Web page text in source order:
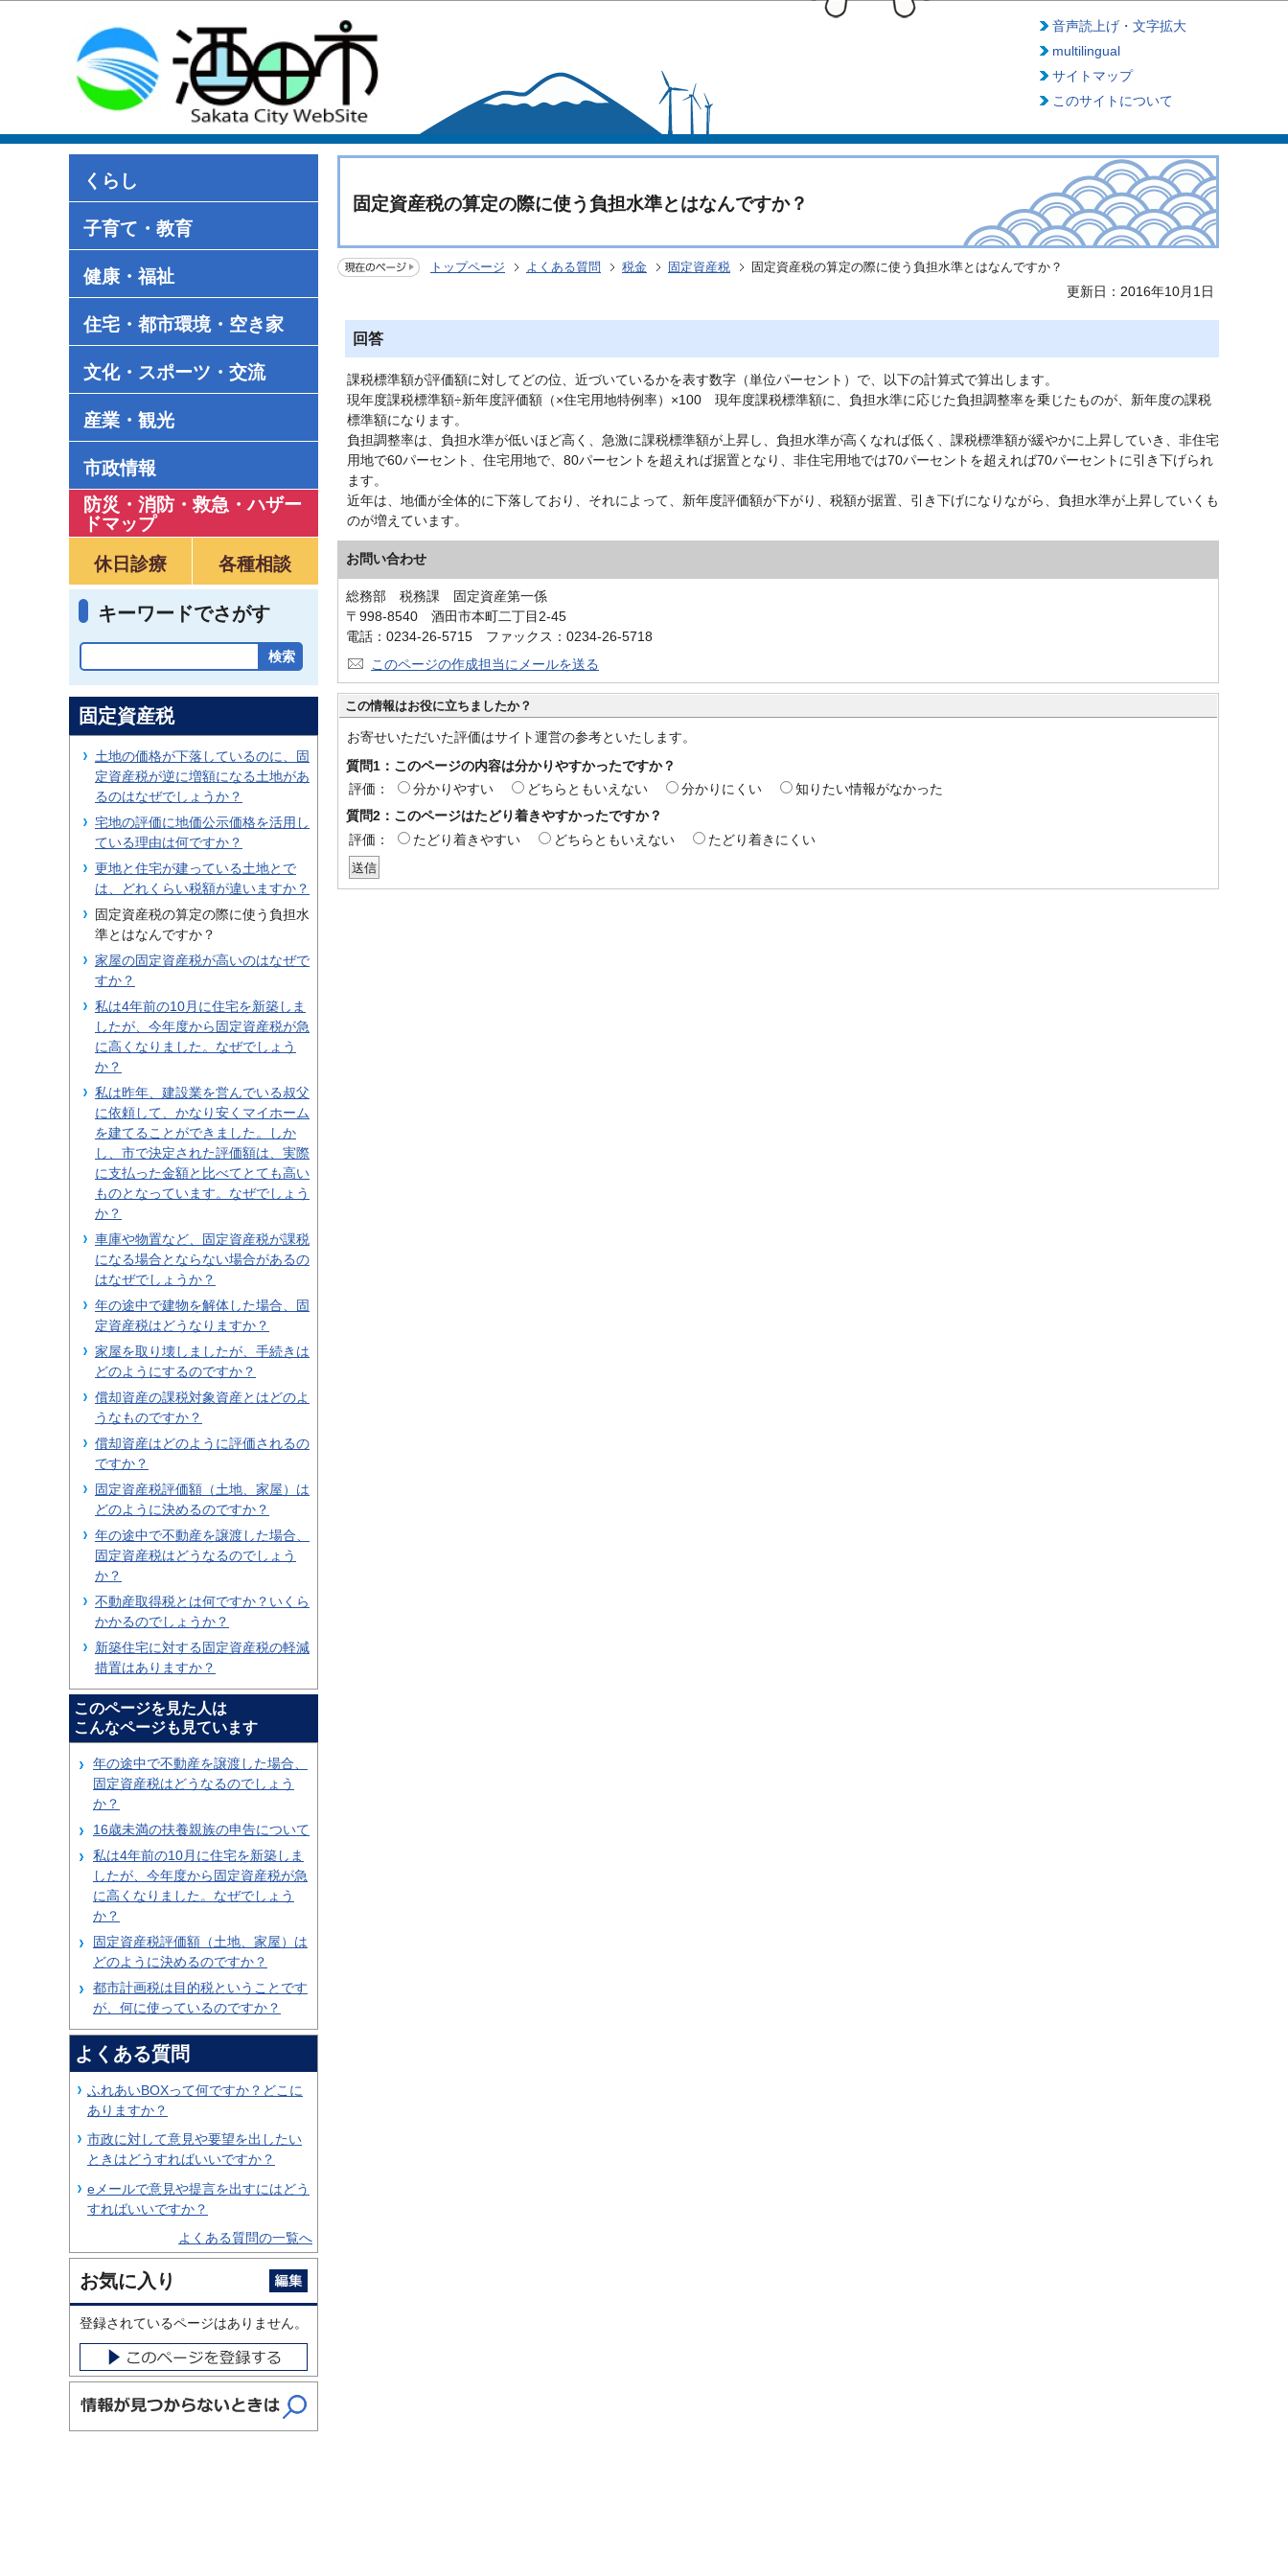
音声読上げ・文字拡大
multilingual
サイトマップ
このサイトについて
くらし
子育て・教育
健康・福祉
住宅・都市環境・空き家
文化・スポーツ・交流
産業・観光
市政情報
防災・消防・救急 ・ハザー
ドマップ
休日診療
各種相談
キーワードでさがす
固定資産税の算定の際に使う負担水準とはなんですか？
トップページ よくある質問 税金 固定資産税 固定資産税の算定の際に使う負担水準とはなんですか？
更新日：2016年10月1日
回答
課税標準額が評価額に対してどの位、近づいているかを表す数字（単位パーセント）で、以下の計算式で算出します。
現年度課税標準額÷新年度評価額（×住宅用地特例率）×100 現年度課税標準額に、負担水準に応じた負担調整率を乗じたものが、新年度の課税
標準額になります。
負担調整率は、負担水準が低いほど高く、急激に課税標準額が上昇し、負担水準が高くなれば低く、課税標準額が緩やかに上昇していき、非住宅
用地で60パーセント、住宅用地で、80パーセントを超えれば据置となり、非住宅用地では70パーセントを超えれば70パーセントに引き下げられ
ます。
近年は、地価が全体的に下落しており、それによって、新年度評価額が下がり、税額が据置、引き下げになりながら、負担水準が上昇していくも
のが増えています。
お問い合わせ
総務部 税務課 固定資産第一係
〒998-8540 酒田市本町二丁目2-45
電話：0234-26-5715 ファックス：0234-26-5718
このページの作成担当にメールを送る
この情報はお役に立ちましたか？
お寄せいただいた評価はサイト運営の参考といたします。
質問1：このページの内容は分かりやすかったですか？
評価：
分かりやすい どちらともいえない 分かりにくい
知りたい情報がなかった
質問2：このページはたどり着きやすかったですか？
評価：
たどり着きやすい どちらともいえない たどり着きにくい
固定資産税
土地の価格が下落しているのに、固
定資産税が逆に増額になる土地があ
るのはなぜでしょうか？
宅地の評価に地価公示価格を活用し
ている理由は何ですか？
更地と住宅が建っている土地とで
は、どれくらい税額が違いますか？
固定資産税の算定の際に使う負担水
準とはなんですか？
家屋の固定資産税が高いのはなぜで
すか？
私は4年前の10月に住宅を新築しま
したが、今年度から固定資産税が急
に高くなりました。なぜでしょう
か？
私は昨年、建設業を営んでいる叔父
に依頼して、かなり安くマイホーム
を建てることができました。しか
し、市で決定された評価額は、実際
に支払った金額と比べてとても高い
ものとなっています。なぜでしょう
か？
車庫や物置など、固定資産税が課税
になる場合とならない場合があるの
はなぜでしょうか？
年の途中で建物を解体した場合、固
定資産税はどうなりますか？
家屋を取り壊しましたが、手続きは
どのようにするのですか？
償却資産の課税対象資産とはどのよ
うなものですか？
償却資産はどのように評価されるの
ですか？
固定資産税評価額（土地、家屋）は
どのように決めるのですか？
年の途中で不動産を譲渡した場合、
固定資産税はどうなるのでしょう
か？
不動産取得税とは何ですか？いくら
かかるのでしょうか？
新築住宅に対する固定資産税の軽減
措置はありますか？
このページを見た人は
こんなページも見ています
年の途中で不動産を譲渡した場合、
固定資産税はどうなるのでしょう
か？
16歳未満の扶養親族の申告について
私は4年前の10月に住宅を新築しま
したが、今年度から固定資産税が急
に高くなりました。なぜでしょう
か？
固定資産税評価額（土地、家屋）は
どのように決めるのですか？
都市計画税は目的税ということです
が、何に使っているのですか？
よくある質問
ふれあいBOXって何ですか？どこに
ありますか？
市政に対して意見や要望を出したい
ときはどうすればいいですか？
eメールで意見や提言を出すにはどう
すればいいですか？
よくある質問の一覧へ
お気に入り
登録されているページはありません。